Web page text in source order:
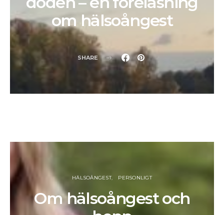
om hälsoångest
SHARE
HÄLSOÅNGEST PERSONLIGT
Om hälsoångest och